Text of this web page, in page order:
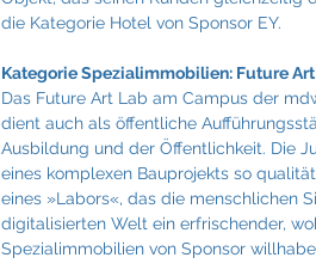
die Kategorie Hotel von Sponsor EY.
Kategorie Spezialimmobilien: Future
Das Future Art Lab am Campus der
dient auch als öffentliche
Ausbildung und der Öffentlichkeit. Die
eines komplexen Bauprojekts so
eines »Labors«, das die menschlichen
digitalisierten Welt ein erfrischender,
Spezialimmobilien von Sponsor